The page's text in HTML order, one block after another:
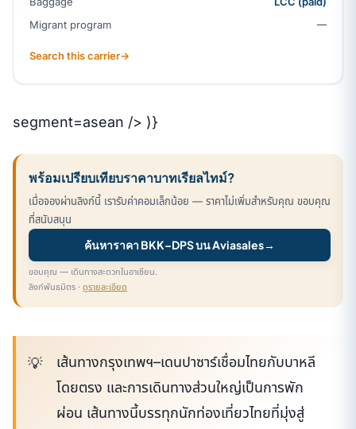
Migrant program
—
Search this carrier→
segment=asean /> )}
พร้อมเปรียบเทียบราคาบาทเรียลไทม์?
เมื่อจองผ่านลิงก์นี้ เรารับค่าคอมเล็กน้อย — ราคาไม่เพิ่มสำหรับคุณ ขอบคุณ
ที่สนับสนุน
ค้นหาราคา BKK–DPS บน Aviasales→
ขอบคุณ — เดินทางสะดวกในอาเซียน.
ลิงก์พันธมิตร · ดูรายละเอียด
เส้นทางกรุงเทพฯ–เดนปาซาร์เชื่อมไทยกับบาหลี
โดยตรง และการเดินทางส่วนใหญ่เป็นการพัก
ผ่อน เส้นทางนี้บรรทุกนักท่องเที่ยวไทยที่มุ่งสู่